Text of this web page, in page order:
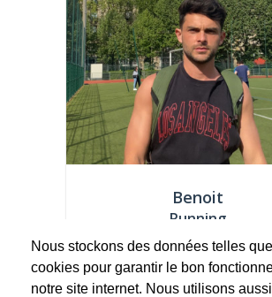
Benoit
Running
Passionné de course à pied, je
encadre différents formats allant
Nous stockons des données telles
cookies pour garantir le bon
notre site internet. Nous utilisons